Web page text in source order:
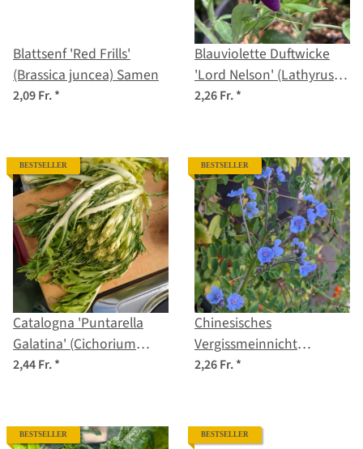
Blattsenf 'Red Frills'
(Brassica juncea) Samen
2,09 Fr.*
Blauviolette Duftwicke
'Lord Nelson' (Lathyrus
odoratus) Samen
2,26 Fr.*
BESTSELLER
Catalogna 'Puntarella
Galatina' (Cichorium
intybus var. foliosum)
2,44 Fr.*
BESTSELLER
Chinesisches
Vergissmeinnicht
(Cynoglossum amabile)
2,26 Fr.*
BESTSELLER BESTSELLER